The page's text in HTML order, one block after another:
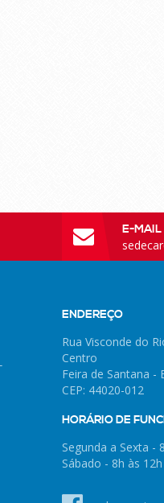
E-MAIL
ENDEREÇO
Rua Visconde do
Centro
Feira de Santana -
CEP: 44020-012
HORÁRIO DE
Segunda a Sexta -
Sábado - 8h às 12h